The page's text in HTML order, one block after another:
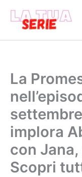
contenuto
La
implora
con
Scopri